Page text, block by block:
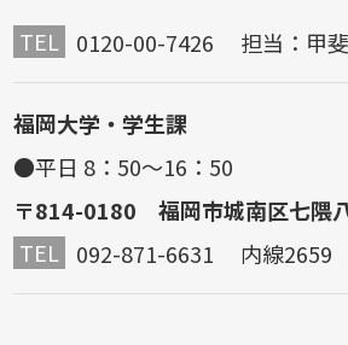
TEL 0120-00-7426 担当：甲
福岡大学・学生課
●平日 8：50～16：50
〒814-0180 福岡市城南区七隈
TEL 092-871-6631 内線2659